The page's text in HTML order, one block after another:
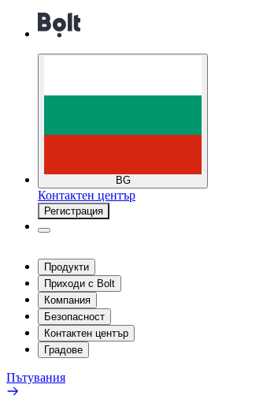
BG
Контактен център
Регистрация
Продукти
Приходи с Bolt
Компания
Безопасност
Контактен център
Градове
Пътувания